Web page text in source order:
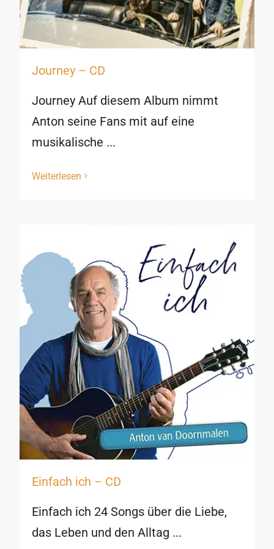
Journey – CD
Journey Auf diesem Album nimmt
Anton seine Fans mit auf eine
musikalische ...
Weiterlesen
Einfach ich – CD
Einfach ich 24 Songs über die Liebe,
das Leben und den Alltag ...